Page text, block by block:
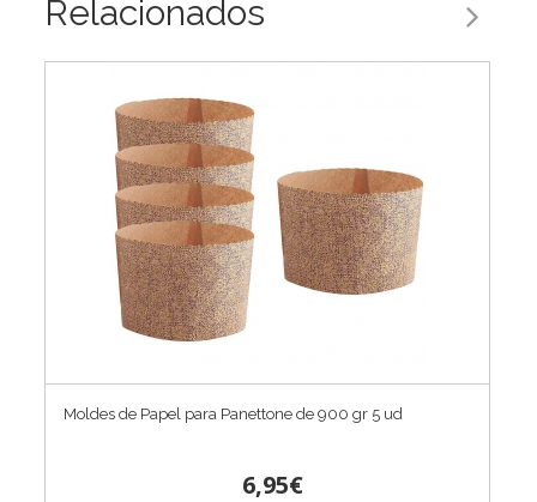
Relacionados
Moldes de Papel para Panettone de 900 gr 5 ud
6,95€